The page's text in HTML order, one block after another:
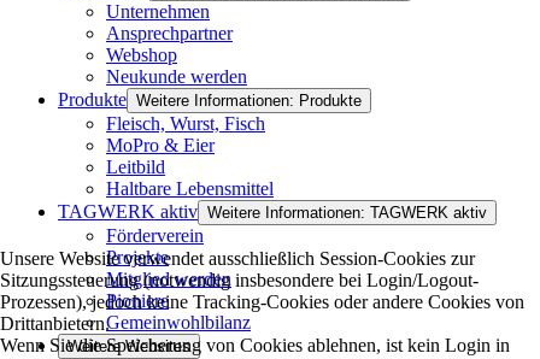
Unternehmen
Ansprechpartner
Webshop
Neukunde werden
Produkte Weitere Informationen: Produkte
Fleisch, Wurst, Fisch
MoPro & Eier
Leitbild
Haltbare Lebensmittel
TAGWERK aktiv Weitere Informationen: TAGWERK aktiv
Förderverein
Projekte
Mitglied werden
Pioniere
Gemeinwohlbilanz
Weitere Websites
Unsere Website verwendet ausschließlich Session-Cookies zur
Sitzungssteuerung (notwendig insbesondere bei Login/Logout-
Prozessen), jedoch keine Tracking-Cookies oder andere Cookies von
Drittanbietern.
Wenn Sie die Speicherung von Cookies ablehnen, ist kein Login in